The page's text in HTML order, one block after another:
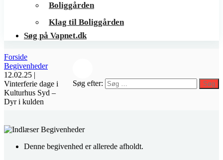
Boliggården
Klag til Boliggården
Søg på Vapnet.dk
Søg efter: Søg
Forside
Begivenheder
12.02.25 |
Vinterferie dage i
Kulturhus Syd –
Dyr i kulden
Denne begivenhed er allerede afholdt.